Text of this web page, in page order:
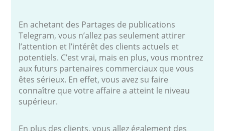
En achetant des Partages de publications
Telegram, vous n’allez pas seulement attirer
l’attention et l’intérêt des clients actuels et
potentiels. C’est vrai, mais en plus, vous montrez
aux futurs partenaires commerciaux que vous
êtes sérieux. En effet, vous avez su faire
connaître que votre affaire a atteint le niveau
supérieur.
En plus des clients, vous allez également des